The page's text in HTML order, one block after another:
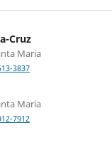
Cruz
Maria
3837
Maria
7912